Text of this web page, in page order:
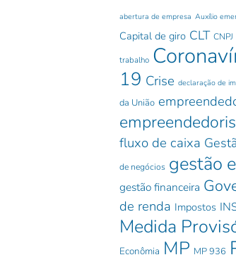
abertura de empresa Auxílio
Capital de giro CLT CNPJ
trabalho
19 Crise declaração de
da União
fluxo de caixa
de negócios gestão
gestão financeira
de renda Impostos
Medida
Econômia MP MP 936